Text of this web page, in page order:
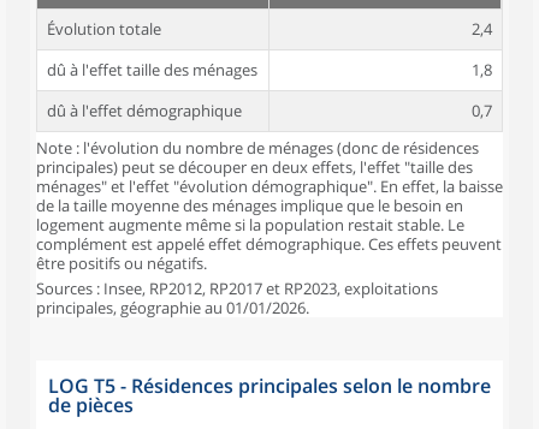
Évolution totale
2,4
dû à l'effet taille des ménages
1,8
dû à l'effet démographique
0,7
Note : l'évolution du nombre de ménages (donc de résidences
principales) peut se découper en deux effets, l'effet "taille des
ménages" et l'effet "évolution démographique". En effet, la baisse
de la taille moyenne des ménages implique que le besoin en
logement augmente même si la population restait stable. Le
complément est appelé effet démographique. Ces effets peuvent
être positifs ou négatifs.
Sources : Insee, RP2012, RP2017 et RP2023, exploitations
principales, géographie au 01/01/2026.
LOG T5 - Résidences principales selon le nombre
de pièces